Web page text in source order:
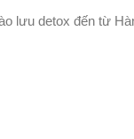
lưu detox đến từ